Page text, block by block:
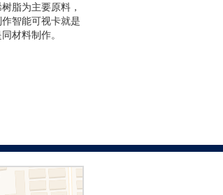
脂为主要原料，
智能可视卡就是
材料制作。